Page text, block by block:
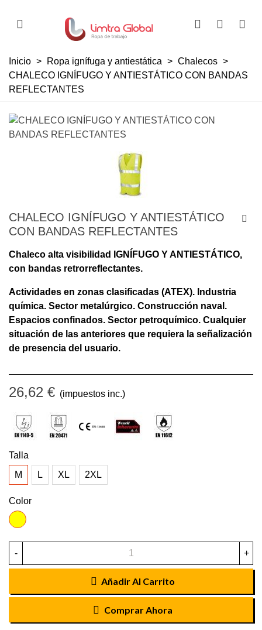
Inicio > Ropa ignífuga y antiestática > Chalecos >
CHALECO IGNÍFUGO Y ANTIESTÁTICO CON BANDAS
REFLECTANTES
CHALECO IGNÍFUGO Y ANTIESTÁTICO
CON BANDAS REFLECTANTES
Chaleco alta visibilidad IGNÍFUGO Y ANTIESTÁTICO,
con bandas retrorreflectantes.
Actividades en zonas clasificadas (ATEX). Industria
química. Sector metalúrgico. Construcción naval.
Espacios confinados. Sector petroquímico. Cualquier
situación de las anteriores que requiera la señalización
de presencia del usuario.
26,62 € (impuestos inc.)
Talla
M
L XL 2XL
Color
AMARILLO
- +
Añadir Al Carrito
Comprar Ahora